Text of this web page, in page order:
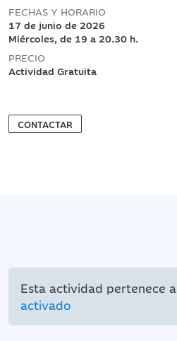
FECHAS Y HORARIO
17 de junio de 2026
Miércoles, de 19 a 20.30 h.
PRECIO
Actividad Gratuita
CONTACTAR
Esta actividad pertenece a
activado